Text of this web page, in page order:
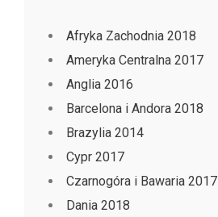
Afryka Zachodnia 2018
Ameryka Centralna 2017
Anglia 2016
Barcelona i Andora 2018
Brazylia 2014
Cypr 2017
Czarnogóra i Bawaria 2017
Dania 2018